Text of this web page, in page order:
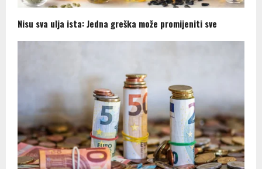
Nisu sva ulja ista: Jedna greška može promijeniti sve